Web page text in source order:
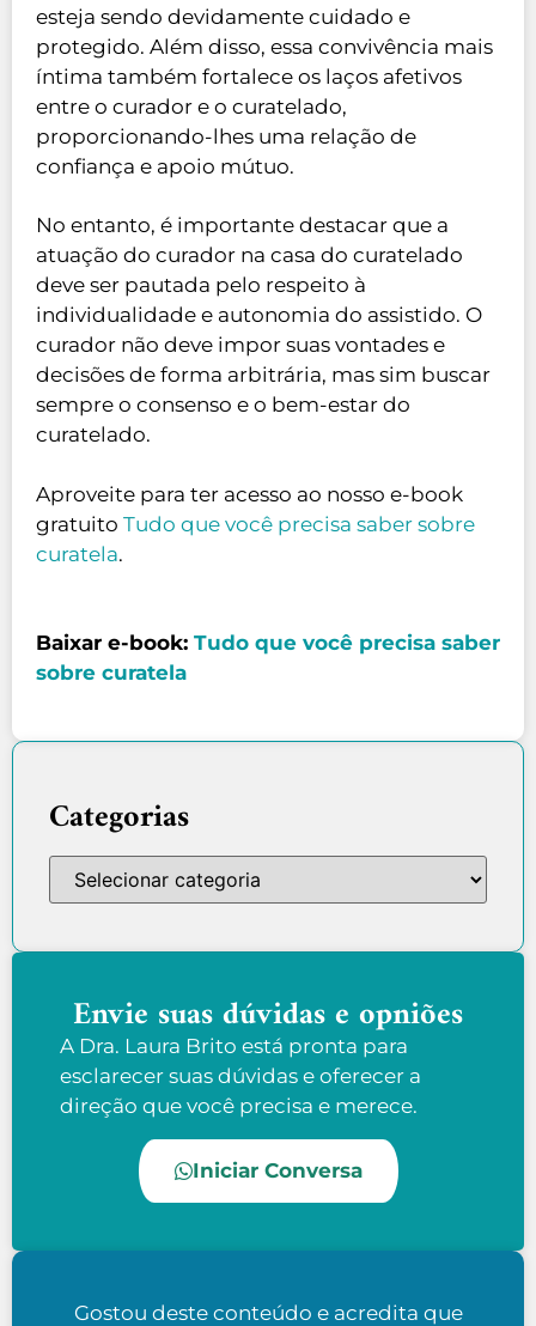
esteja sendo devidamente cuidado e
protegido. Além disso, essa convivência mais
íntima também fortalece os laços afetivos
entre o curador e o curatelado,
proporcionando-lhes uma relação de
confiança e apoio mútuo.
No entanto, é importante destacar que a
atuação do curador na casa do curatelado
deve ser pautada pelo respeito à
individualidade e autonomia do assistido. O
curador não deve impor suas vontades e
decisões de forma arbitrária, mas sim buscar
sempre o consenso e o bem-estar do
curatelado.
Aproveite para ter acesso ao nosso e-book
gratuito Tudo que você precisa saber sobre
curatela.
Baixar e-book: Tudo que você precisa saber
sobre curatela
Categorias
Envie suas dúvidas e opniões
A Dra. Laura Brito está pronta para
esclarecer suas dúvidas e oferecer a
direção que você precisa e merece.
Iniciar Conversa
Gostou deste conteúdo e acredita que